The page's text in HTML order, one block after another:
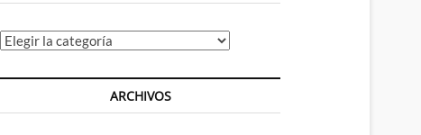
Categorías
ARCHIVOS